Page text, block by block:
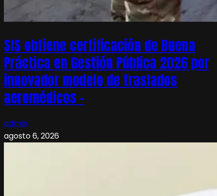
SIS obtiene certificación de Buena
Práctica en Gestión Pública 2026 por
innovador modelo de traslados
aeromédicos –
admin
agosto 6, 2026